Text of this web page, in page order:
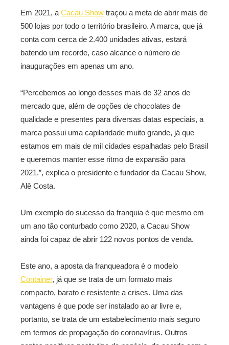
Em 2021, a Cacau Show traçou a meta de abrir mais de
500 lojas por todo o território brasileiro. A marca, que já
conta com cerca de 2.400 unidades ativas, estará
batendo um recorde, caso alcance o número de
inaugurações em apenas um ano.
“Percebemos ao longo desses mais de 32 anos de
mercado que, além de opções de chocolates de
qualidade e presentes para diversas datas especiais, a
marca possui uma capilaridade muito grande, já que
estamos em mais de mil cidades espalhadas pelo Brasil
e queremos manter esse ritmo de expansão para
2021.”, explica o presidente e fundador da Cacau Show,
Alê Costa.
Um exemplo do sucesso da franquia é que mesmo em
um ano tão conturbado como 2020, a Cacau Show
ainda foi capaz de abrir 122 novos pontos de venda.
Este ano, a aposta da franqueadora é o modelo
Container, já que se trata de um formato mais
compacto, barato e resistente a crises. Uma das
vantagens é que pode ser instalado ao ar livre e,
portanto, se trata de um estabelecimento mais seguro
em termos de propagação do coronavírus. Outros